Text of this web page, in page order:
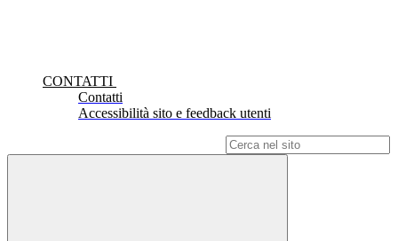
CONTATTI
Contatti
Accessibilità sito e feedback utenti